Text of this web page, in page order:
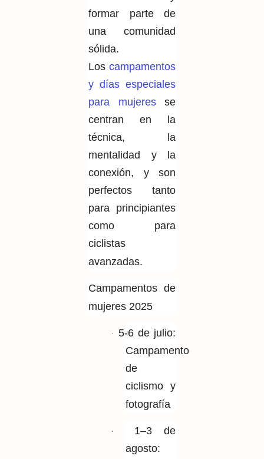
formar parte de
una comunidad
sólida.
Los campamentos
y días especiales
para mujeresse
centran en la
técnica, la
mentalidad y la
conexión, y son
perfectos tanto
para principiantes
como para
ciclistas
avanzadas.
Campamentos de
mujeres 2025
· 5-6 de julio:
Campamento
de
ciclismo y
fotografía
·
1–3 de
agosto: